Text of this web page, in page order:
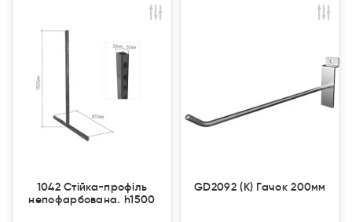
1042 Стійка-профіль
непофарбована. h1500
GD2092 (K) Гачок 200мм